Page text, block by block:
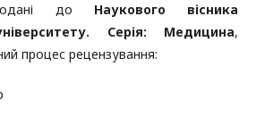
до Наукового вісника
Серія: Медицина,
процес рецензування: